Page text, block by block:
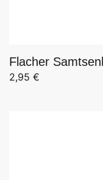
Flacher
2,95 €